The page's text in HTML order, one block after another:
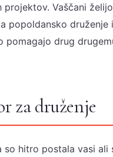
projektov. Vaščani
popoldansko druženje
pomagajo drug
za druženje
so hitro postala vasi ali